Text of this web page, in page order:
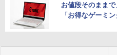
お値段そのまま
「お得なゲーミン